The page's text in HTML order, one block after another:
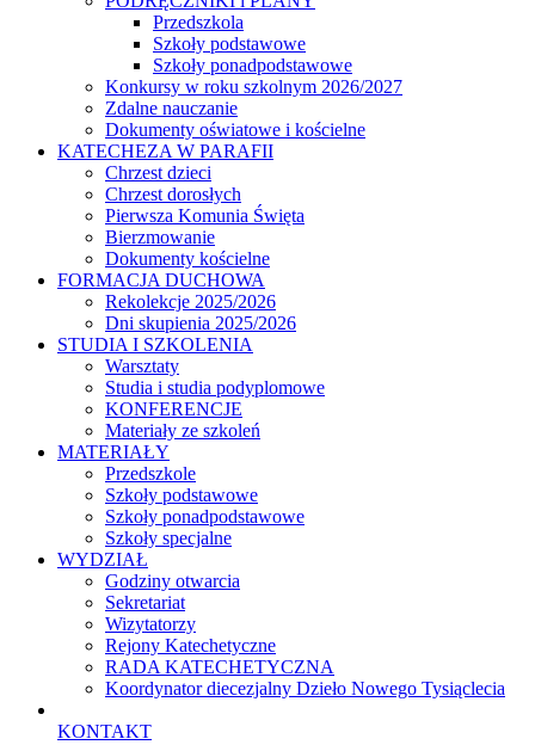
Przedszkola
Szkoły podstawowe
Szkoły ponadpodstawowe
Konkursy w roku szkolnym 2026/2027
Zdalne nauczanie
Dokumenty oświatowe i kościelne
KATECHEZA W PARAFII
Chrzest dzieci
Chrzest dorosłych
Pierwsza Komunia Święta
Bierzmowanie
Dokumenty kościelne
FORMACJA DUCHOWA
Rekolekcje 2025/2026
Dni skupienia 2025/2026
STUDIA I SZKOLENIA
Warsztaty
Studia i studia podyplomowe
KONFERENCJE
Materiały ze szkoleń
MATERIAŁY
Przedszkole
Szkoły podstawowe
Szkoły ponadpodstawowe
Szkoły specjalne
WYDZIAŁ
Godziny otwarcia
Sekretariat
Wizytatorzy
Rejony Katechetyczne
RADA KATECHETYCZNA
Koordynator diecezjalny Dzieło Nowego Tysiąclecia
KONTAKT